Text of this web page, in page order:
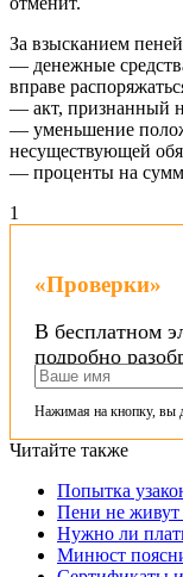
За взысканием
— денежные
вправе
— акт, признанный
— уменьшение
несуществующей
— проценты на
1
«Проверки»
В бесплатном
подробно
Нажимая на кнопку, вы
Читайте также
Попытка
Пени не живут
Нужно ли
Минюст